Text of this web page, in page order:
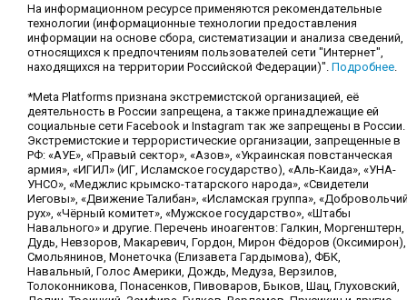
На информационном ресурсе применяются рекомендательные
технологии (информационные технологии предоставления
информации на основе сбора, систематизации и анализа сведений,
относящихся к предпочтениям пользователей сети "Интернет",
находящихся на территории Российской Федерации)". Подробнее
*Meta Platforms признана экстремистской организацией, её
деятельность в России запрещена, а также принадлежащие ей
социальные сети Facebook и Instagram так же запрещены в России.
Экстремистские и террористические организации, запрещенные в
РФ: «АУЕ», «Правый сектор», «Азов», «Украинская повстанческая
армия», «ИГИЛ» (ИГ, Исламское государство), «Аль-Каида», «УНА-
УНСО», «Меджлис крымско-татарского народа», «Свидетели
Иеговы», «Движение Талибан», «Исламская группа»,
рух», «Чёрный комитет», «Мужское государство», «Штабы
Навального» и другие. Перечень иноагентов: Галкин, Моргенштерн,
Дудь, Невзоров, Макаревич, Гордон, Мирон Фёдоров (Оксимирон),
Смольянинов, Монеточка (Елизавета Гардымова), ФБК,
Навальный, Голос Америки, Дождь, Медуза, Верзилов,
Толоконникова, Понасенков, Пивоваров, Быков, Шац, Глуховский,